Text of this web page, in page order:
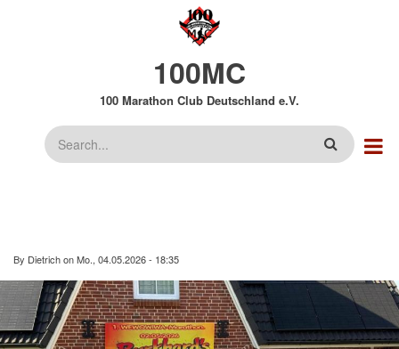
100MC
100 Marathon Club Deutschland e.V.
Suche
By DietrichonMo., 04.05.2026 - 18:35